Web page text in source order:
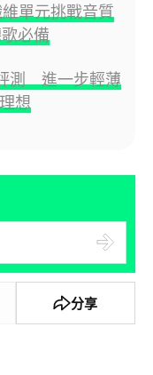
單元挑戰音質
必備
測 進一步輕薄
想
分享